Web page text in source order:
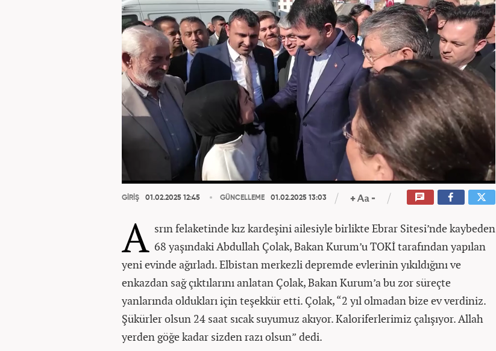
GİRİŞ 01.02.2025 12:45 GÜNCELLEME 01.02.2025 13:03
A srın felaketinde kız kardeşini ailesiyle birlikte Ebrar Sitesi’nde kaybeden
68 yaşındaki Abdullah Çolak, Bakan Kurum’u TOKİ tarafından yapılan
yeni evinde ağırladı. Elbistan merkezli depremde evlerinin yıkıldığını ve
enkazdan sağ çıktılarını anlatan Çolak, Bakan Kurum’a bu zor süreçte
yanlarında oldukları için teşekkür etti. Çolak, “2 yıl olmadan bize ev verdiniz.
Şükürler olsun 24 saat sıcak suyumuz akıyor. Kaloriferlerimiz çalışıyor. Allah
yerden göğe kadar sizden razı olsun” dedi.